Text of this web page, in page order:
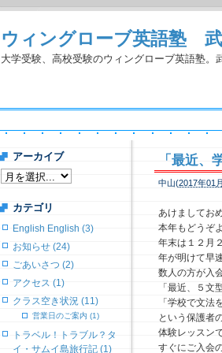
ウィングローブ英語塾
大学受験、高校受験のウィングローブ英語塾。
「最近、
中山(2017年01
あけましてお
本年もどうぞ
年末は１２月
年が明けて早
数人の方が入
「最近、５
「学校で文法
という保護者
体験レッスン
すぐにご入会
アーカイブ
カテゴリ
English English (3)
お知らせ (24)
ごあいさつ (2)
アクセス (1)
クラス空き状況 (11)
営業日のご案内 (1)
トラベル！トラブル？タ
イ・サムイ島旅行記 (1)